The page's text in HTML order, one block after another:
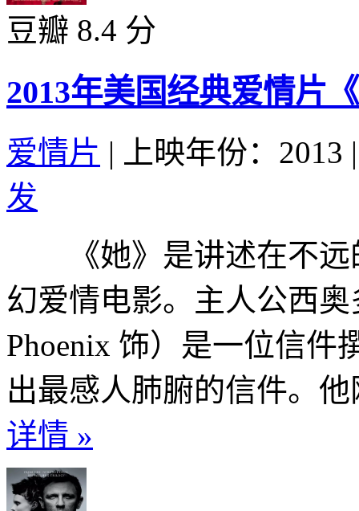
豆瓣 8.4 分
2013年美国经典爱情片
爱情片 | 上映年份：2013 |
发
《她》是讲述在不远
幻爱情电影。主人公西奥
Phoenix 饰）是一位信件
出最感人肺腑的信件。
详情 »